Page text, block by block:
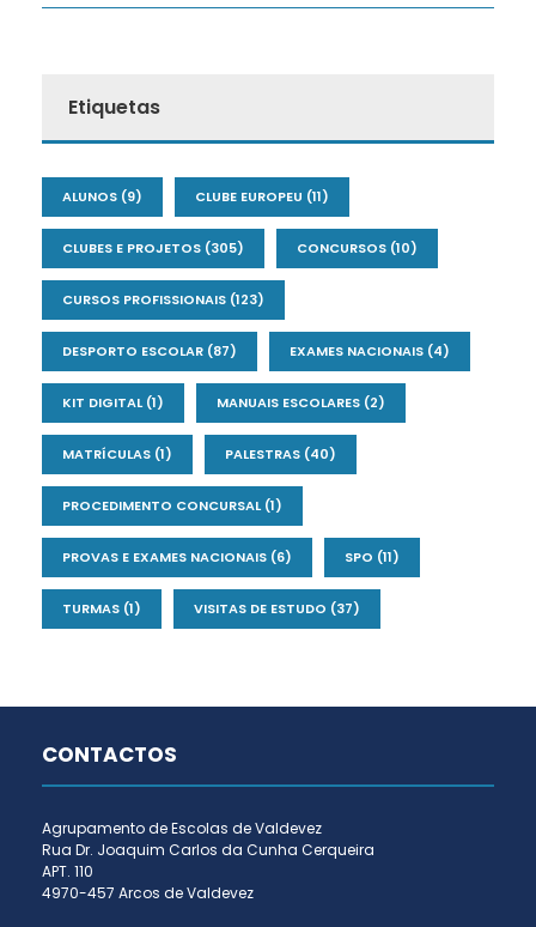
Etiquetas
ALUNOS (9) CLUBE EUROPEU (11)
CLUBES E PROJETOS (305) CONCURSOS (10)
CURSOS PROFISSIONAIS (123)
DESPORTO ESCOLAR (87) EXAMES NACIONAIS (4)
KIT DIGITAL(1) MANUAIS ESCOLARES (2)
MATRÍCULAS (1) PALESTRAS (40)
PROCEDIMENTO CONCURSAL(1)
PROVAS E EXAMES NACIONAIS (6) SPO (11)
TURMAS (1) VISITAS DE ESTUDO (37)
CONTACTOS
Agrupamento de Escolas de Valdevez
Rua Dr. Joaquim Carlos da Cunha Cerqueira
APT. 110
4970-457 Arcos de Valdevez